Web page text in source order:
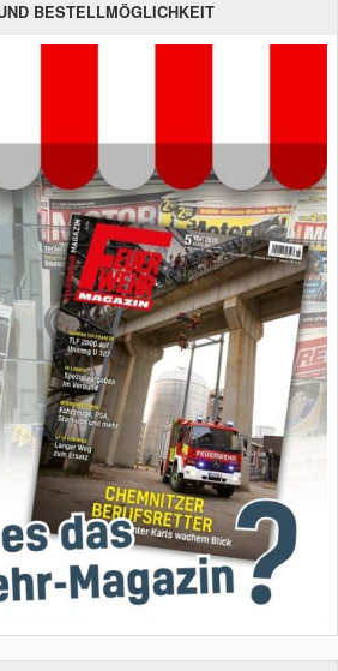
BESTELLMÖGLICHKEIT